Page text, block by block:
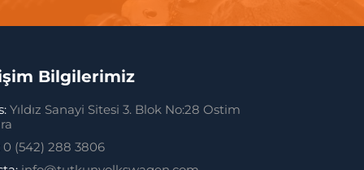
Bilgilerimiz
Yıldız Sanayi Sitesi 3. Blok No:28 Ostim
0 (542) 288 3806